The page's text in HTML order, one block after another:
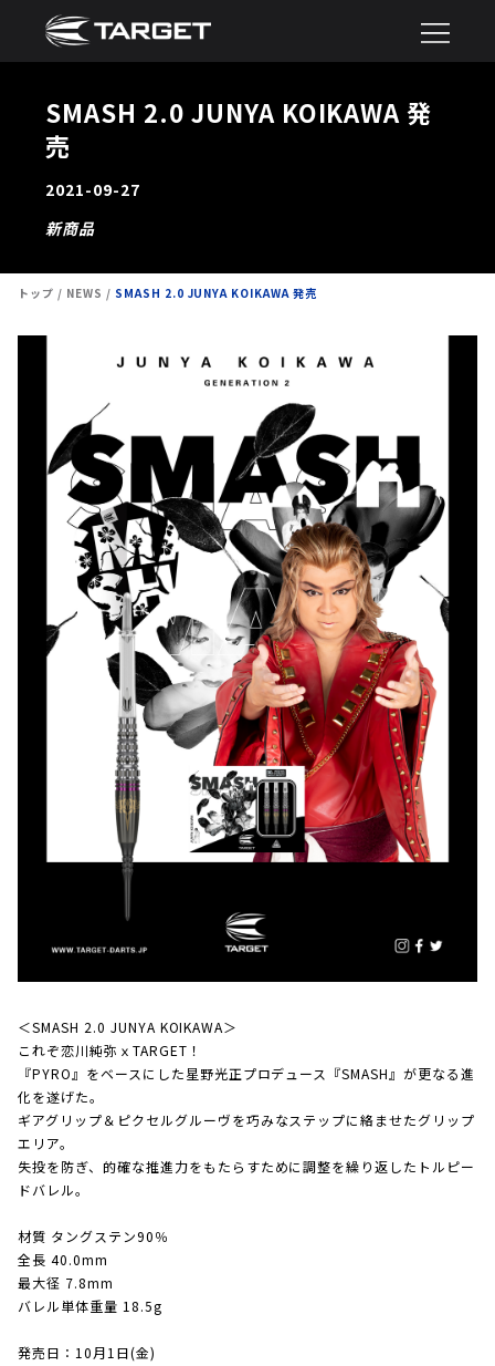
SMASH 2.0 JUNYA KOIKAWA 発
売
2021-09-27
新商品
トップ NEWS SMASH 2.0 JUNYA KOIKAWA 発売
＜SMASH 2.0 JUNYA KOIKAWA＞
これぞ恋川純弥ｘTARGET！
『PYRO』をベースにした星野光正プロデュース『SMASH』が更なる進
化を遂げた。
ギアグリップ＆ピクセルグルーヴを巧みなステップに絡ませたグリップ
エリア。
失投を防ぎ、的確な推進力をもたらすために調整を繰り返したトルピー
ドバレル。
材質 タングステン90％
全長 40.0mm
最大径 7.8mm
バレル単体重量 18.5g
発売日：10月1日(金)